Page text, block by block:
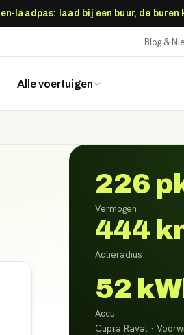
laadpas: laad bij een buur, de
Blog &
Alle voertuigen
226
Vermogen
444
Actieradius
52
Accu
Cupra Raval ·